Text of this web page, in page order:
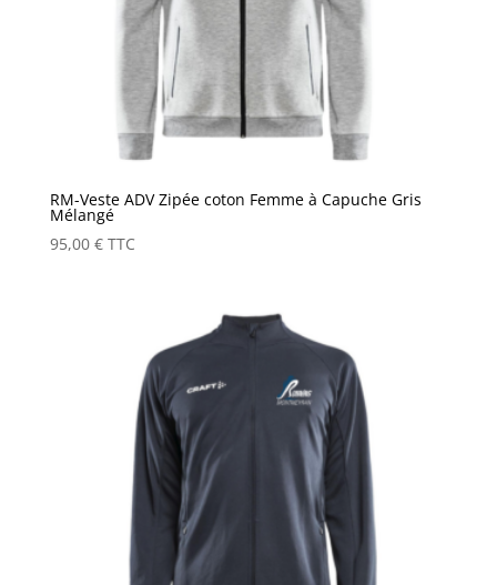
RM-Veste ADV Zipée coton Femme à Capuche Gris
Mélangé
95,00 € TTC